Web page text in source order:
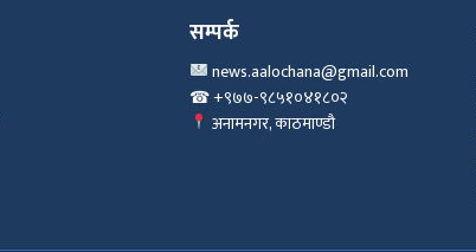
सम्पर्क
news.aalochana@gmail.com
☎ +९७७-९८५१०४१८०२
अनामनगर, काठमाण्डौ